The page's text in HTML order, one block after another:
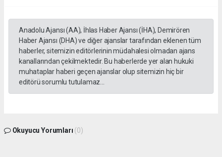
Anadolu Ajansı (AA), İhlas Haber Ajansı (İHA), Demirören
Haber Ajansı (DHA) ve diğer ajanslar tarafından eklenen tüm
haberler, sitemizin editörlerinin müdahalesi olmadan ajans
kanallarından çekilmektedir. Bu haberlerde yer alan hukuki
muhataplar haberi geçen ajanslar olup sitemizin hiç bir
editörü sorumlu tutulamaz...
Okuyucu Yorumları (0)